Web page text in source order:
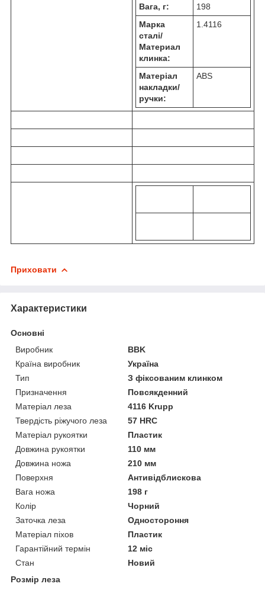
Вага, г:
198
Марка
сталi/
Материал
клинка:
1.4116
Матеріал
накладки/
ручки:
ABS
Приховати
Характеристики
Основні
Виробник
BBK
Країна виробник
Україна
Тип
З фіксованим клинком
Призначення
Повсякденний
Матеріал леза
4116 Krupp
Твердість ріжучого леза
57 HRC
Матеріал рукоятки
Пластик
Довжина рукоятки
110 мм
Довжина ножа
210 мм
Поверхня
Антивідблискова
Вага ножа
198 г
Колір
Чорний
Заточка леза
Одностороння
Матеріал піхов
Пластик
Гарантійний термін
12 міс
Стан
Новий
Розмір леза